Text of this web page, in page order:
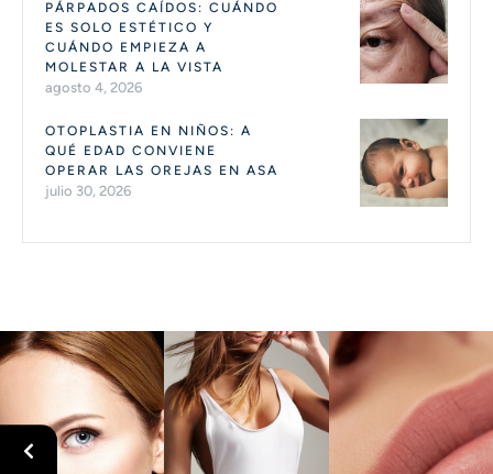
PÁRPADOS CAÍDOS: CUÁNDO
ES SOLO ESTÉTICO Y
CUÁNDO EMPIEZA A
MOLESTAR A LA VISTA
agosto 4, 2026
OTOPLASTIA EN NIÑOS: A
QUÉ EDAD CONVIENE
OPERAR LAS OREJAS EN ASA
julio 30, 2026